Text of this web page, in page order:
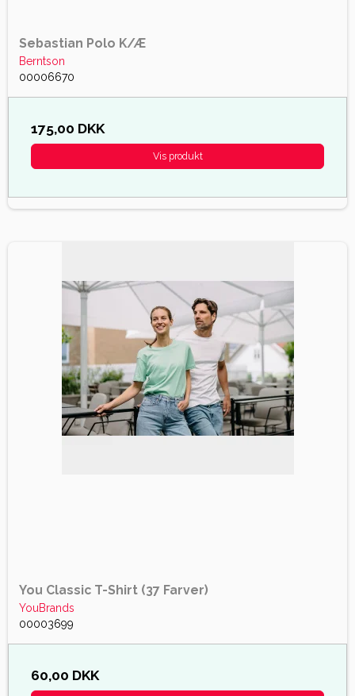
Sebastian Polo K/Æ
Berntson
00006670
175,00 DKK
Vis produkt
You Classic T-Shirt (37 Farver)
YouBrands
00003699
60,00 DKK